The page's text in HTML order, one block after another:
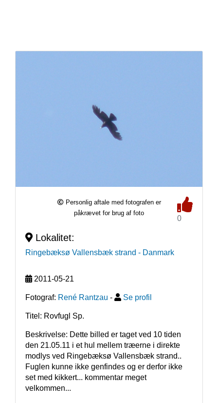
Personlig aftale med fotografen er
påkrævet for brug af foto
0
Lokalitet:
Ringebæksø Vallensbæk strand - Danmark
2011-05-21
Fotograf: René Rantzau - Se profil
Titel: Rovfugl Sp.
Beskrivelse: Dette billed er taget ved 10 tiden
den 21.05.11 i et hul mellem træerne i direkte
modlys ved Ringebæksø Vallensbæk strand..
Fuglen kunne ikke genfindes og er derfor ikke
set med kikkert... kommentar meget
velkommen...